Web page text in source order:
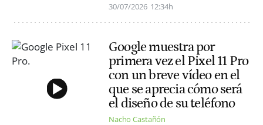
30/07/2026 12:34h
Google muestra por
primera vez el Pixel 11 Pro
con un breve vídeo en el
que se aprecia cómo será
el diseño de su teléfono
Nacho Castañón